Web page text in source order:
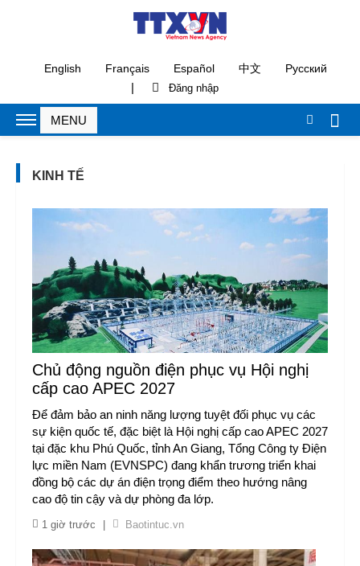
English Français Español 中文 Русский
|
KINH TẾ
Chủ động nguồn điện phục vụ Hội nghị
cấp cao APEC 2027
Để đảm bảo an ninh năng lượng tuyệt đối phục vụ các
sự kiện quốc tế, đặc biệt là Hội nghị cấp cao APEC 2027
tại đặc khu Phú Quốc, tỉnh An Giang, Tổng Công ty Điện
lực miền Nam (EVNSPC) đang khẩn trương triển khai
đồng bộ các dự án điện trọng điểm theo hướng nâng
cao độ tin cậy và dự phòng đa lớp.
1 giờ trước Baotintuc.vn